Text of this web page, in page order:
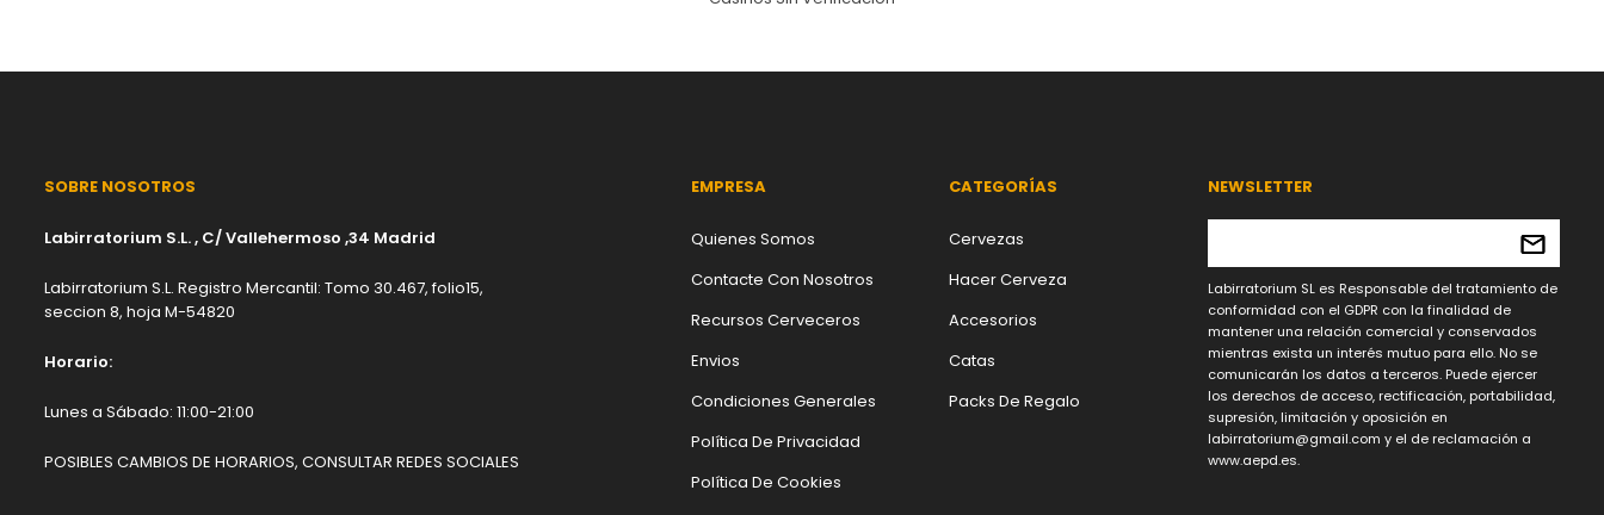
SOBRE NOSOTROS
Labirratorium S.L. , C/ Vallehermoso ,34 Madrid
Labirratorium S.L. Registro Mercantil: Tomo 30.467, folio15,
seccion 8, hoja M-54820
Horario:
Lunes a Sábado: 11:00-21:00
POSIBLES CAMBIOS DE HORARIOS, CONSULTAR REDES SOCIALES
EMPRESA
Quienes Somos
Contacte Con Nosotros
Recursos Cerveceros
Envios
Condiciones Generales
Política De Privacidad
Política De Cookies
CATEGORÍAS
Cervezas
Hacer Cerveza
Accesorios
Catas
Packs De Regalo
NEWSLETTER
Labirratorium SL es Responsable del tratamiento de
conformidad con el GDPR con la finalidad de
mantener una relación comercial y conservados
mientras exista un interés mutuo para ello. No se
comunicarán los datos a terceros. Puede ejercer
los derechos de acceso, rectificación, portabilidad,
supresión, limitación y oposición en
labirratorium@gmail.com y el de reclamación a
www.aepd.es.